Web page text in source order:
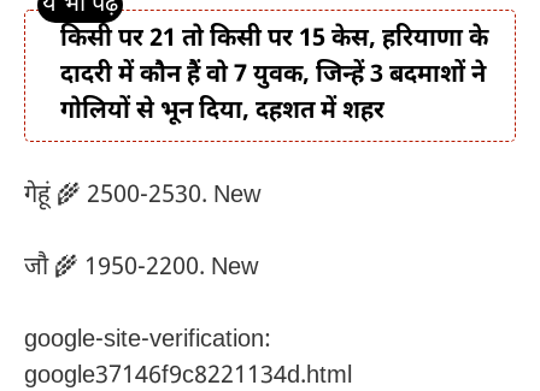
किसी पर 21 तो किसी पर 15 केस, हरियाणा के
दादरी में कौन हैं वो 7 युवक, जिन्हें 3 बदमाशों ने
गोलियों से भून दिया, दहशत में शहर
गेहूं 🌾 2500-2530. New
जौ 🌾 1950-2200. New
google-site-verification:
google37146f9c8221134d.html